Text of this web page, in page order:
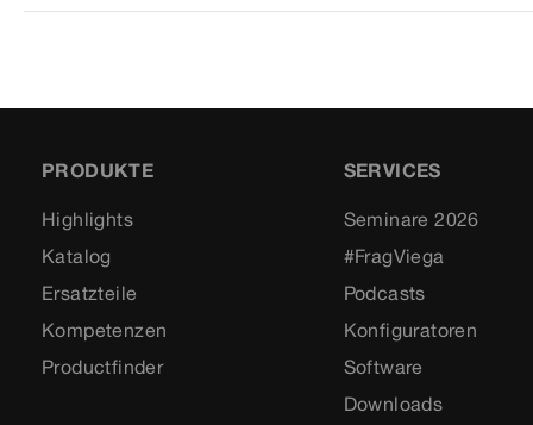
PRODUKTE
Highlights
Katalog
Ersatzteile
Kompetenzen
Productfinder
SERVICES
Seminare 2026
#FragViega
Podcasts
Konfiguratoren
Software
Downloads